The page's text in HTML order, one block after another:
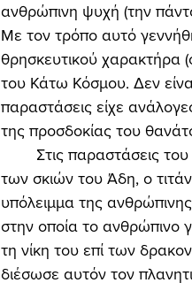
ανθρώπινη ψυχή (την
Με τον τρόπο αυτό
θρησκευτικού χαρακτήρα
του Κάτω Κόσμου. Δεν
παραστάσεις είχε
της προσδοκίας του
των σκιών του Άδη, ο
υπόλειμμα της
στην οποία το ανθρώπινο
τη νίκη του επί των
διέσωσε αυτόν τον